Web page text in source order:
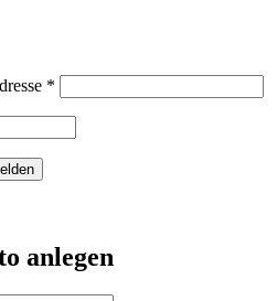
*
anlegen